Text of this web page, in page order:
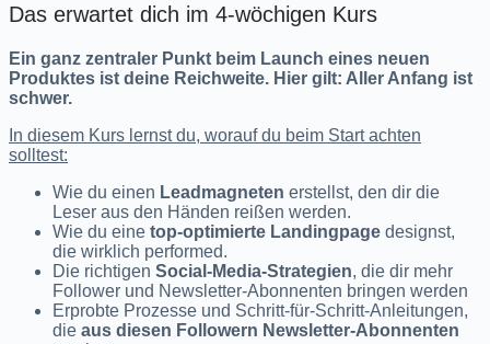
Das erwartet dich im 4-wöchigen Kurs
Ein ganz zentraler Punkt beim Launch eines neuen
Produktes ist deine Reichweite. Hier gilt: Aller Anfang ist
schwer.
In diesem Kurs lernst du, worauf du beim Start achten
solltest:
Wie du einen Leadmagneten erstellst, den dir die
Leser aus den Händen reißen werden.
Wie du eine top-optimierte Landingpage designst,
die wirklich performed.
Die richtigen Social-Media-Strategien, die dir mehr
Follower und Newsletter-Abonnenten bringen werden
Erprobte Prozesse und Schritt-für-Schritt-Anleitungen,
die aus diesen Followern Newsletter-Abonnenten